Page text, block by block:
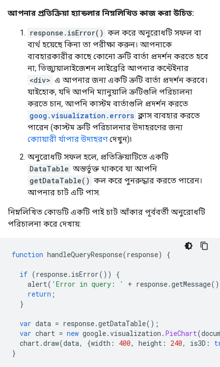
আপনার প্রতিক্রিয়া হ্যান্ডলার নিম্নলিখিত কাজ করা উচিত:
response.isError() কল করে অনুরোধটি সফল বা
ব্যর্থ হয়েছে কিনা তা পরীক্ষা করুন। আপনাকে
ব্যবহারকারীর কাছে কোনো ত্রুটি বার্তা প্রদর্শন করতে হবে
না; ভিজ্যুয়ালাইজেশন লাইব্রেরি আপনার কন্টেইনার
<div> এ আপনার জন্য একটি ত্রুটি বার্তা প্রদর্শন করবে।
যাইহোক, যদি আপনি ম্যানুয়ালি ত্রুটিগুলি পরিচালনা
করতে চান, আপনি কাস্টম বার্তাগুলি প্রদর্শন করতে
goog.visualization.errors ক্লাস ব্যবহার করতে
পারেন (কাস্টম ত্রুটি পরিচালনার উদাহরণের জন্য
ক্যোয়ারী র্যাপার উদাহরণদেখুন)৷
অনুরোধটি সফল হলে, প্রতিক্রিয়াটিতে একটি
DataTable অন্তর্ভুক্ত থাকবে যা আপনি
getDataTable() কল করে পুনরুদ্ধার করতে পারেন।
আপনার চার্ট এটি পাস.
নিম্নলিখিত কোডটি একটি পাই চার্ট আঁকার পূর্ববর্তী অনুরোধটি
পরিচালনা করে দেখায়:
function handleQueryResponse(response) {
if (response. isError())
{
alert( 'Error in query: ' + response.getMessage()
return ;
}
var data = response.getDataTable();
var chart = new google.visualization . PieChart(
chart.draw(data, {width : 400, height : 240, is3D :
}